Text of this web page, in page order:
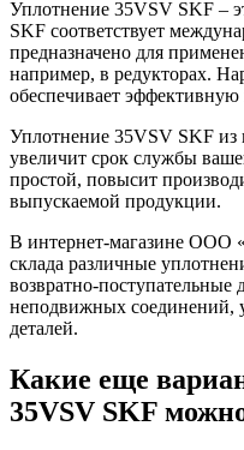
Уплотнение 35VSV SKF –
SKF соответствует
предназначено для
например, в редукторах.
обеспечивает
Уплотнение 35VSV SKF из
увеличит срок службы
простой, повысит
выпускаемой продукции.
В интернет-магазине
склада различные
возвратно-
неподвижных соединений,
деталей.
Какие еще
35VSV SKF